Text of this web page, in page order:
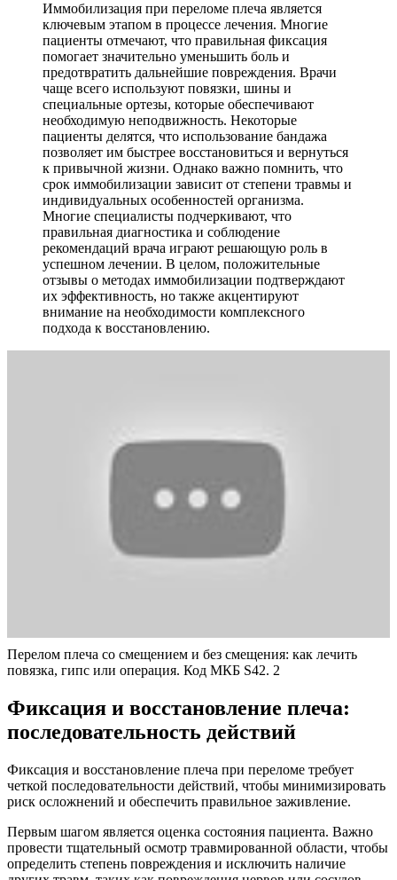
Иммобилизация при переломе плеча является
ключевым этапом в процессе лечения. Многие
пациенты отмечают, что правильная фиксация
помогает значительно уменьшить боль и
предотвратить дальнейшие повреждения. Врачи
чаще всего используют повязки, шины и
специальные ортезы, которые обеспечивают
необходимую неподвижность. Некоторые
пациенты делятся, что использование бандажа
позволяет им быстрее восстановиться и вернуться
к привычной жизни. Однако важно помнить, что
срок иммобилизации зависит от степени травмы и
индивидуальных особенностей организма.
Многие специалисты подчеркивают, что
правильная диагностика и соблюдение
рекомендаций врача играют решающую роль в
успешном лечении. В целом, положительные
отзывы о методах иммобилизации подтверждают
их эффективность, но также акцентируют
внимание на необходимости комплексного
подхода к восстановлению.
Перелом плеча со смещением и без смещения: как лечить
повязка, гипс или операция. Код МКБ S42. 2
Фиксация и восстановление плеча:
последовательность действий
Фиксация и восстановление плеча при переломе требует
четкой последовательности действий, чтобы минимизировать
риск осложнений и обеспечить правильное заживление.
Первым шагом является оценка состояния пациента. Важно
провести тщательный осмотр травмированной области, чтобы
определить степень повреждения и исключить наличие